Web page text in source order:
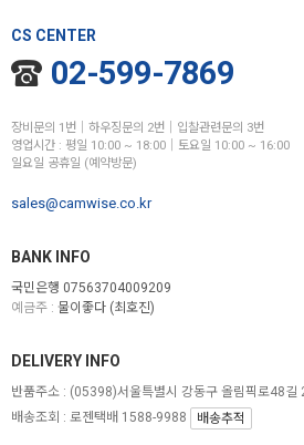
CS CENTER
02-599-7869
장비문의 1번│하우징문의 2번│입찰관련문의 3번
영업시간 : 평일 10:00 ~ 18:00│토요일 10:00 ~ 16:00
일요일 공휴일 (예약방문)
sales@camwise.co.kr
BANK INFO
국민은행 07563704009209
예금주 : 물이좋다 (최호진)
DELIVERY INFO
반품주소 : (05398)서울특별시 강동구 올림픽로48길
배송조회 : 로젠택배 1588-9988
배송추적